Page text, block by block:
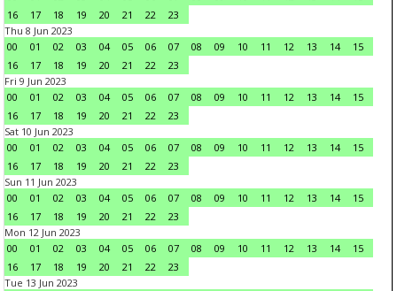
16
17 18 19 20 21 22
23
Thu 8 Jun 2023
00
01 02 03 04 05 06 07 08 09 10 11 12 13 14
15
16
17 18 19 20 21 22
23
Fri 9 Jun 2023
00
01 02 03 04 05 06 07 08 09 10 11 12 13 14
15
16
17 18 19 20 21 22
23
Sat 10 Jun 2023
00
01 02 03 04 05 06 07 08 09 10 11 12 13 14
15
16
17 18 19 20 21 22
23
Sun 11 Jun 2023
00
01 02 03 04 05 06 07 08 09 10 11 12 13 14
15
16
17 18 19 20 21 22
23
Mon 12 Jun 2023
00
01 02 03 04 05 06 07 08 09 10 11 12 13 14
15
16
17 18 19 20 21 22
23
Tue 13 Jun 2023